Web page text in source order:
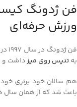
فن ژدونگ
ورزش حرفه‌ای
فن
بهتنیس روی میزداشت و
هم‌ سالان خود برتری
باعث شد که از همان سال‌